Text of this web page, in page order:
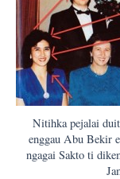
Nitihka pejalai
enggau Abu Bekir
ngagai Sakto ti